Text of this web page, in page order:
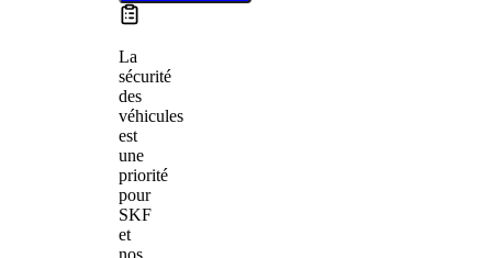
La
sécurité
des
véhicules
est
une
priorité
pour
SKF
et
nos